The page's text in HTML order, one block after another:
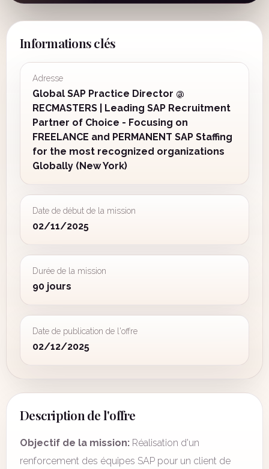
Informations clés
Adresse
Global SAP Practice Director @
RECMASTERS | Leading SAP Recruitment
Partner of Choice - Focusing on
FREELANCE and PERMANENT SAP Staffing
for the most recognized organizations
Globally (New York)
Date de début de la mission
02/11/2025
Durée de la mission
90 jours
Date de publication de l'offre
02/12/2025
Description de l'offre
Objectif de la mission: Réalisation d'un
renforcement des équipes SAP pour un client de